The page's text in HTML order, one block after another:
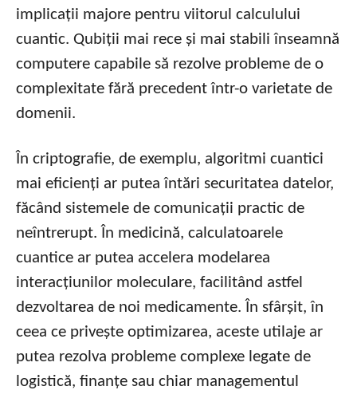
implicații majore pentru viitorul calculului
cuantic. Qubiții mai rece și mai stabili înseamnă
computere capabile să rezolve probleme de o
complexitate fără precedent într-o varietate de
domenii.
În criptografie, de exemplu, algoritmi cuantici
mai eficienți ar putea întări securitatea datelor,
făcând sistemele de comunicații practic de
neîntrerupt. În medicină, calculatoarele
cuantice ar putea accelera modelarea
interacțiunilor moleculare, facilitând astfel
dezvoltarea de noi medicamente. În sfârșit, în
ceea ce privește optimizarea, aceste utilaje ar
putea rezolva probleme complexe legate de
logistică, finanțe sau chiar managementul